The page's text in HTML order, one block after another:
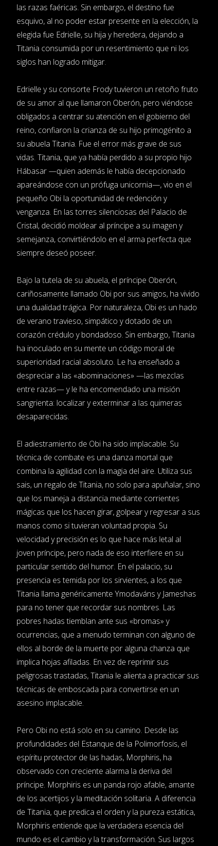
las razas faéricas. Sin embargo, el destino fue
esquivo, al no poder estar presente en la elección, la
elegida fue Edrielle, su hija y heredera, dejando a
Titania consumida por un resentimiento que ni los
siglos han logrado mitigar.
Edrielle y su consorte Frody tuvieron un retoño fruto
de su amor al que llamaron Oberón, pero viéndose
obligados a centrar su atención en el gobierno del
reino, confiaron la crianza de su hijo primogénito a
su abuela Titania. Fue el error más grave de sus
vidas. Titania, que ya había perdido a su propio hijo
Hábasar —quien además le había decepcionado
apareándose con un prófuga unicornia—, vio en el
pequeño Obi la oportunidad de redención y
venganza. En las torres silenciosas del Palacio de
Cristal, decidió moldear al príncipe a su imagen y
semejanza, convirtiéndolo en el arma perfecta que
siempre deseó poseer.
Bajo la tutela de su abuela, el príncipe Oberón,
cariñosamente llamado Obi por sus amigos, ha vivido
una dualidad trágica. Por naturaleza, Obi es un hado
de verano travieso, simpático y dotado de un
corazón crédulo y bondadoso. Sin embargo, Titania
ha inoculado en su mente un código moral de
superioridad racial absoluto. Le ha enseñado a
despreciar a las «abominaciones» —las mezclas
entre razas— y le ha encomendado una misión
sangrienta: localizar y exterminar a las quimeras
desaparecidas.
El adiestramiento de Obi ha sido implacable. Su
técnica de combate es una danza mortal que
combina la agilidad con la magia del aire. Utiliza sus
sais, un regalo de Titania, no solo para apuñalar, sino
que los maneja a distancia mediante corrientes
mágicas que los hacen girar, golpear y regresar a sus
manos como si tuvieran voluntad propia. Su
velocidad y precisión es lo que hace más letal al
joven príncipe, pero nada de eso interfiere en su
particular sentido del humor. En el palacio, su
presencia es temida por los sirvientes, a los que
Titania llama genéricamente Ymodaváns y Jameshas
para no tener que recordar sus nombres. Las
pobres hadas tiemblan ante sus «bromas» y
ocurrencias, que a menudo terminan con alguno de
ellos al borde de la muerte por alguna chanza que
implica hojas afiladas. En vez de reprimir sus
peligrosas trastadas, Titania le alienta a practicar sus
técnicas de emboscada para convertirse en un
asesino implacable.
Pero Obi no está solo en su camino. Desde las
profundidades del Estanque de la Polimorfosis, el
espíritu protector de las hadas, Morphiris, ha
observado con creciente alarma la deriva del
príncipe. Morphiris es un panda rojo afable, amante
de los acertijos y la meditación solitaria. A diferencia
de Titania, que predica el orden y la pureza estática,
Morphiris entiende que la verdadera esencia del
mundo es el cambio y la transformación. Sus largos